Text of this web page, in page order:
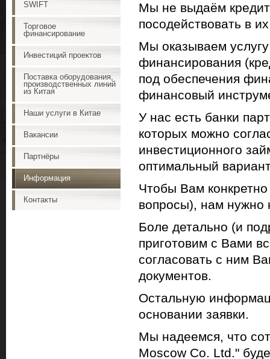
SWIFT
Торговое
финансирование
Инвестиций проектов
Поставка оборудования,
производственных линий
из Китая
Наши услуги в Китае
Вакансии
Партнёры
Информация
Контакты
Мы не выдаём
посодействовать в
Мы оказываем
финансирования
под обеспечения
финансовый
У нас есть банки
которых можно
инвестиционного
оптимальный
Чтобы Вам
вопросы), нам нужно
Боле детально (и
приготовим с Вами
согласовать с ним
документов.
Остальную
основании заявки.
Мы надеемся, что
Moscow Co. Ltd."